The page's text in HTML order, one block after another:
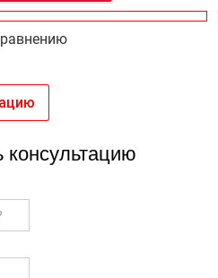
консультацию